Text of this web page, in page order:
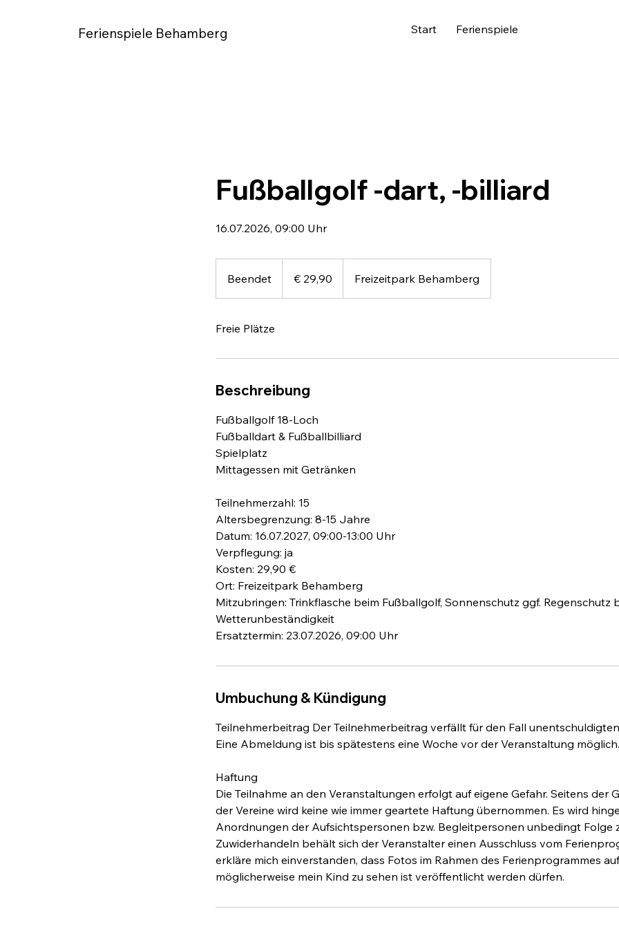
Ferienspiele Behamberg Start Ferienspiele
Fußballgolf -dart, -billiard
16.07.2026, 09:00 Uhr
Beendet
e
n
e
€ 29,90 Freizeitpark Behamberg
Freie Plätze
Beschreibung
Fußballgolf 18-Loch
Fußballdart & Fußballbilliard
Spielplatz
Mittagessen mit Getränken
Teilnehmerzahl: 15
Altersbegrenzung: 8-15 Jahre
Datum: 16.07.2027, 09:00-13:00 Uhr
Verpflegung: ja
Kosten: 29,90 €
Ort: Freizeitpark Behamberg
Mitzubringen: Trinkflasche beim Fußballgolf, Sonnenschutz ggf. Regenschutz
Wetterunbeständigkeit
Ersatztermin: 23.07.2026, 09:00 Uhr
Umbuchung & Kündigung
Teilnehmerbeitrag Der Teilnehmerbeitrag verfällt für den Fall
Eine Abmeldung ist bis spätestens eine Woche vor der Veranstaltung möglich.
Haftung
Die Teilnahme an den Veranstaltungen erfolgt auf eigene Gefahr. Seitens der
der Vereine wird keine wie immer geartete Haftung übernommen. Es wird
Anordnungen der Aufsichtspersonen bzw. Begleitpersonen unbedingt Folge
Zuwiderhandeln behält sich der Veranstalter einen Ausschluss vom
erkläre mich einverstanden, dass Fotos im Rahmen des Ferienprogrammes